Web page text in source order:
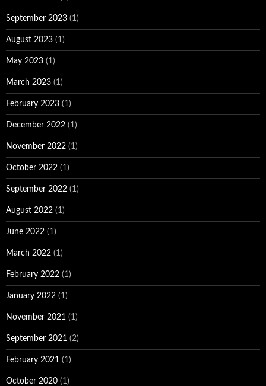
September 2023 (1)
August 2023 (1)
May 2023 (1)
March 2023 (1)
February 2023 (1)
December 2022 (1)
November 2022 (1)
October 2022 (1)
September 2022 (1)
August 2022 (1)
June 2022 (1)
March 2022 (1)
February 2022 (1)
January 2022 (1)
November 2021 (1)
September 2021 (2)
February 2021 (1)
October 2020 (1)